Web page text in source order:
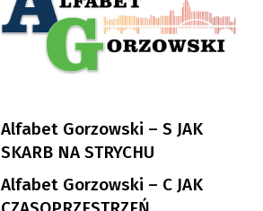
Alfabet Gorzowski – S JAK
SKARB NA STRYCHU
Alfabet Gorzowski – C JAK